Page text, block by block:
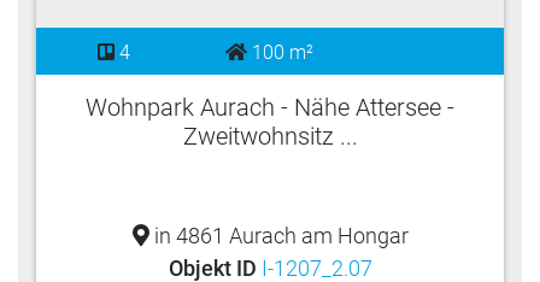
4 100 m²
Wohnpark Aurach - Nähe Attersee -
Zweitwohnsitz ...
in 4861 Aurach am Hongar
Objekt ID I-1207_2.07